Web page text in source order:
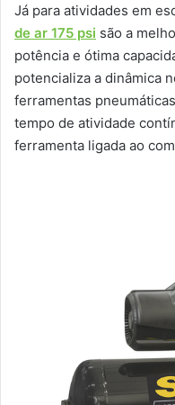
Já para atividades em
de ar 175 psi são a
potência e ótima
potencializa a dinâmica
ferramentas
tempo de atividade
ferramenta ligada ao